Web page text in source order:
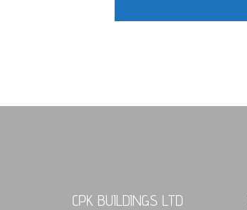
CPK BUILDINGS LTD